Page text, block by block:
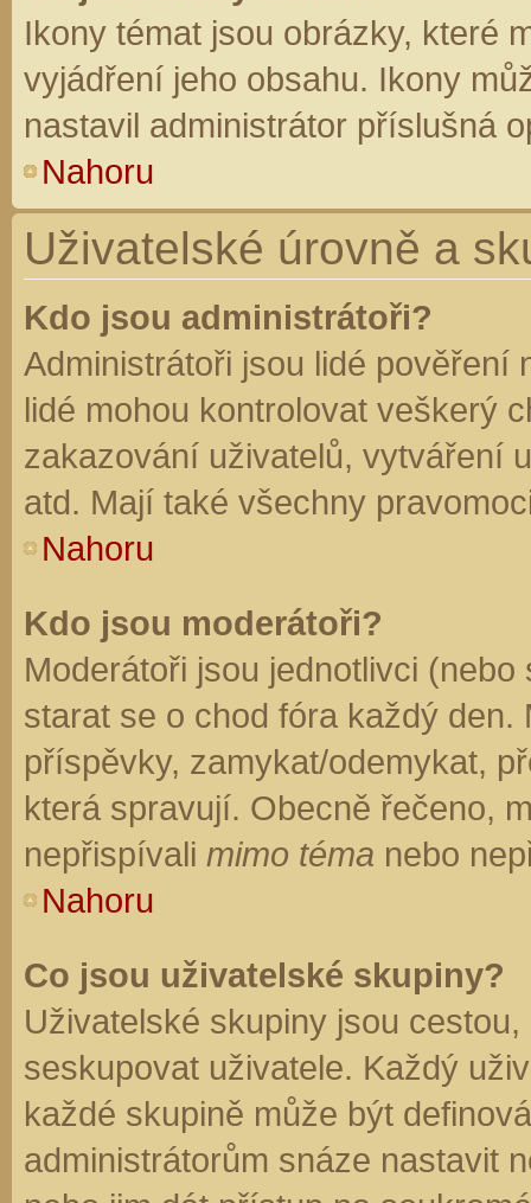
Ikony témat jsou obrázky, které
vyjádření jeho obsahu. Ikony
nastavil administrátor příslušná
Nahoru
Uživatelské úrovně a
Kdo jsou administrátoři?
Administrátoři jsou lidé pověření
lidé mohou kontrolovat veškerý
zakazování uživatelů, vytváření
atd. Mají také všechny
Nahoru
Kdo jsou moderátoři?
Moderátoři jsou jednotlivci
starat se o chod fóra každý
příspěvky, zamykat/odemykat,
která spravují. Obecně řečeno,
nepřispívali mimo téma nebo
Nahoru
Co jsou uživatelské skupiny?
Uživatelské skupiny jsou
seskupovat uživatele. Každý
každé skupině může být
administrátorům snáze nastavit